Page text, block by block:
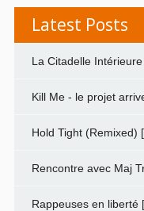
Latest Posts
La Citadelle
Kill Me - le projet
Hold Tight (Remixed)
Rencontre avec Maj
Rappeuses en liberté